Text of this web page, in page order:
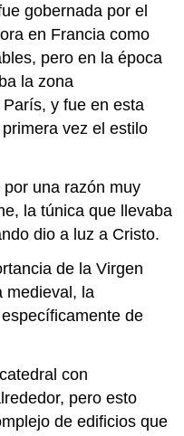
gobernada por el
en Francia como
pero en la época
la zona
y fue en esta
vez el estilo
una razón muy
la túnica que llevaba
dio a luz a Cristo.
de la Virgen
medieval, la
de
con
pero esto
de edificios que